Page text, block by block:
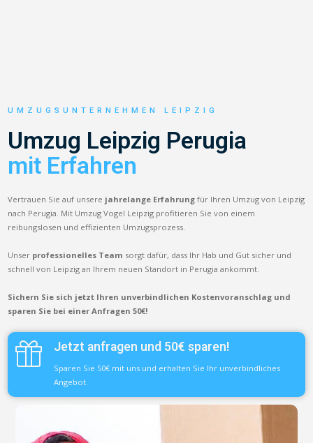
UMZUGSUNTERNEHMEN LEIPZIG
Umzug Leipzig Perugia
mit Erfahren
Vertrauen Sie auf unsere jahrelange Erfahrung für Ihren Umzug von Leipzig
nach Perugia. Mit Umzug Vogel Leipzig profitieren Sie von einem
reibungslosen und effizienten Umzugsprozess.
Unser professionelles Team sorgt dafür, dass Ihr Hab und Gut sicher und
schnell von Leipzig an Ihrem neuen Standort in Perugia ankommt.
Sichern Sie sich jetzt Ihren unverbindlichen Kostenvoranschlag und
sparen Sie bei einer Anfragen 50€!
Jetzt anfragen und 50€ sparen!
Sparen Sie 50€ mit uns und erhalten Sie Ihr unverbindliches
Angebot.